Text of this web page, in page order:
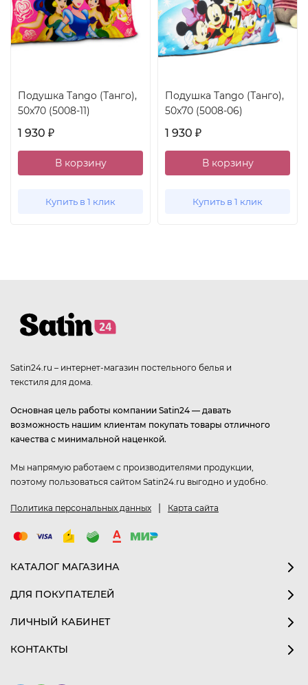
Подушка Tango (Танго),
50x70 (5008-11)
1 930 ₽
В корзину
Купить в 1 клик
Подушка Tango (Танго),
50x70 (5008-06)
1 930 ₽
В корзину
Купить в 1 клик
Satin24.ru – интернет-магазин постельного белья и
текстиля для дома.
Основная цель работы компании Satin24 — давать
возможность нашим клиентам покупать товары отличного
качества с минимальной наценкой.
Мы напрямую работаем с производителями продукции,
поэтому пользоваться сайтом Satin24.ru выгодно и удобно.
Политика персональных данных | Карта сайта
КАТАЛОГ МАГАЗИНА
ДЛЯ ПОКУПАТЕЛЕЙ
ЛИЧНЫЙ КАБИНЕТ
КОНТАКТЫ